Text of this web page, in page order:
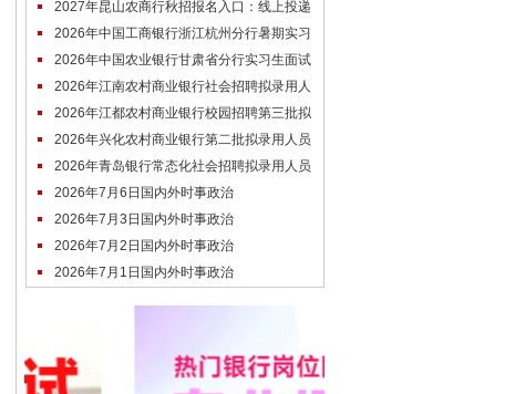
始
2027年昆山农商行秋招报名入口：线上投递
2026年中国工商银行浙江杭州分行暑期实习
招聘在线面试通知
2026年中国农业银行甘肃省分行实习生面试
经验2026年江南农村商业银行社会招聘拟录用人
员公示
2026年江都农村商业银行校园招聘第三批拟
录用人员名单
2026年兴化农村商业银行第二批拟录用人员
名单公示
2026年青岛银行常态化社会招聘拟录用人员
公示（7.6）
2026年7月6日国内外时事政治
2026年7月3日国内外时事政治
2026年7月2日国内外时事政治
2026年7月1日国内外时事政治